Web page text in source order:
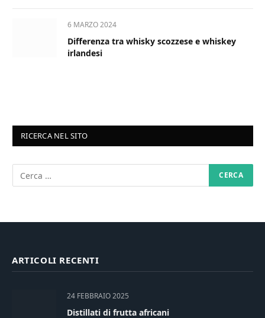
6 MARZO 2024
Differenza tra whisky scozzese e whiskey
irlandesi
RICERCA NEL SITO
ARTICOLI RECENTI
24 FEBBRAIO 2025
Distillati di frutta africani